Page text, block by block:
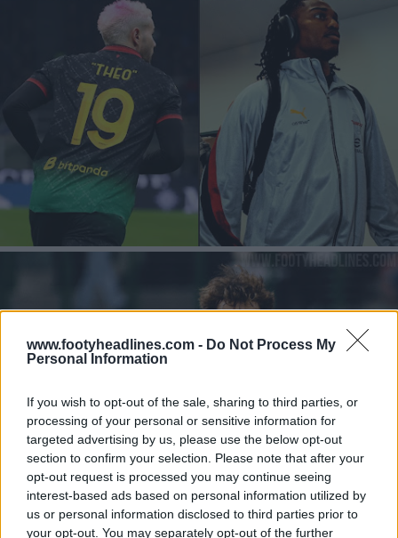
www.footyheadlines.com - Do Not Process My
Personal Information
If you wish to opt-out of the sale, sharing to third parties, or
processing of your personal or sensitive information for
targeted advertising by us, please use the below opt-out
section to confirm your selection. Please note that after your
opt-out request is processed you may continue seeing
interest-based ads based on personal information utilized by
us or personal information disclosed to third parties prior to
your opt-out. You may separately opt-out of the further